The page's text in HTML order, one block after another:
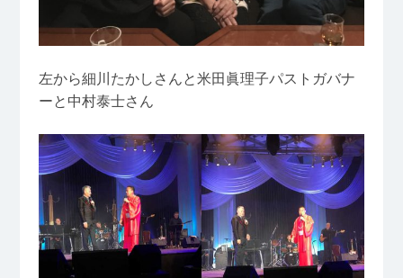
左から細川たかしさんと米田眞理子パストガバナ
ーと中村泰士さん